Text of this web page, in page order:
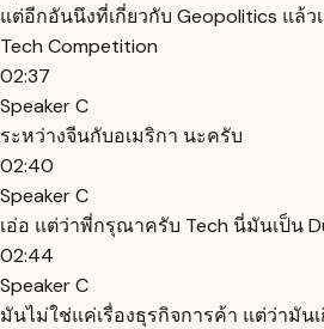
แต่อีกอันนึงที่เกี่ยวกับ Geopolitics แล้ว
Tech Competition
02:37
Speaker C
ระหว่างจีนกับอเมริกา นะครับ
02:40
Speaker C
เอ่อ แต่ว่าพี่กรุณาครับ Tech นี่มันเป็น
02:44
Speaker C
มันไม่ใช่แค่เรื่องธุรกิจการค้า แต่ว่ามัน